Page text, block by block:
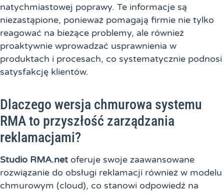
natychmiastowej poprawy. Te informacje są
niezastąpione, ponieważ pomagają firmie nie tylko
reagować na bieżące problemy, ale również
proaktywnie wprowadzać usprawnienia w
produktach i procesach, co systematycznie podnosi
satysfakcję klientów.
Dlaczego wersja chmurowa systemu
RMA to przyszłość zarządzania
reklamacjami?
Studio RMA.netoferuje swoje zaawansowane
rozwiązanie do obsługi reklamacji również w modelu
chmurowym (cloud), co stanowi odpowiedź na